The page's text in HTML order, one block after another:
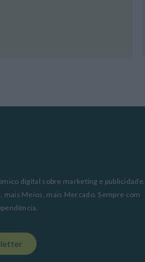
digital sobre marketing e publicidade.
mais Meios, mais Mercado. Sempre com